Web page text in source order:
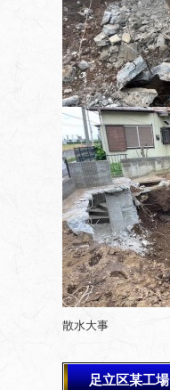
散水大事
足立区某工場